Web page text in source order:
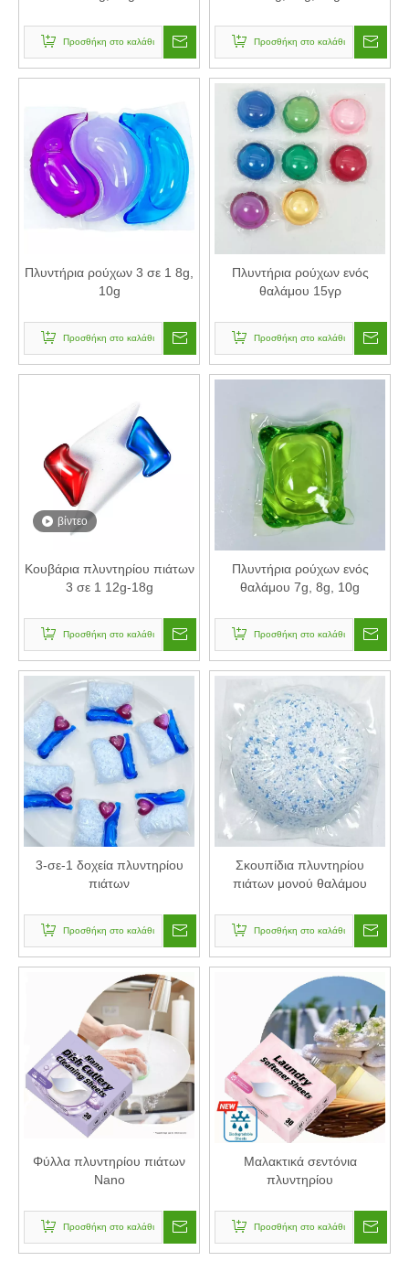
Προσθήκη στο καλάθι Προσθήκη στο καλάθι
Πλυντήρια ρούχων 3 σε 1 8g,
10g
Προσθήκη στο καλάθι
Πλυντήρια ρούχων ενός
θαλάμου 15γρ
Προσθήκη στο καλάθι
βίντεο
Κουβάρια πλυντηρίου πιάτων
3 σε 1 12g-18g
Προσθήκη στο καλάθι
Πλυντήρια ρούχων ενός
θαλάμου 7g, 8g, 10g
Προσθήκη στο καλάθι
3-σε-1 δοχεία πλυντηρίου
πιάτων
Προσθήκη στο καλάθι
Σκουπίδια πλυντηρίου
πιάτων μονού θαλάμου
Προσθήκη στο καλάθι
Φύλλα πλυντηρίου πιάτων
Nano
Προσθήκη στο καλάθι
Μαλακτικά σεντόνια
πλυντηρίου
Προσθήκη στο καλάθι